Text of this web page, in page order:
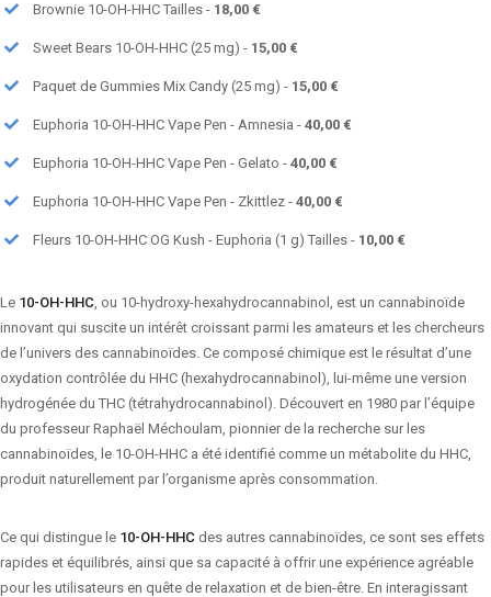
Brownie 10-OH-HHC Tailles - 18,00 €
Sweet Bears 10-OH-HHC (25 mg) - 15,00 €
Paquet de Gummies Mix Candy (25 mg) - 15,00 €
Euphoria 10-OH-HHC Vape Pen - Amnesia - 40,00 €
Euphoria 10-OH-HHC Vape Pen - Gelato - 40,00 €
Euphoria 10-OH-HHC Vape Pen - Zkittlez - 40,00 €
Fleurs 10-OH-HHC OG Kush - Euphoria (1 g) Tailles - 10,00 €
Le 10-OH-HHC, ou 10-hydroxy-hexahydrocannabinol, est un cannabinoïde
innovant qui suscite un intérêt croissant parmi les amateurs et les chercheurs
de l’univers des cannabinoïdes. Ce composé chimique est le résultat d’une
oxydation contrôlée du HHC (hexahydrocannabinol), lui-même une version
hydrogénée du THC (tétrahydrocannabinol). Découvert en 1980 par l’équipe
du professeur Raphaël Méchoulam, pionnier de la recherche sur les
cannabinoïdes, le 10-OH-HHC a été identifié comme un métabolite du HHC,
produit naturellement par l’organisme après consommation.
Ce qui distingue le 10-OH-HHC des autres cannabinoïdes, ce sont ses effets
rapides et équilibrés, ainsi que sa capacité à offrir une expérience agréable
pour les utilisateurs en quête de relaxation et de bien-être. En interagissant